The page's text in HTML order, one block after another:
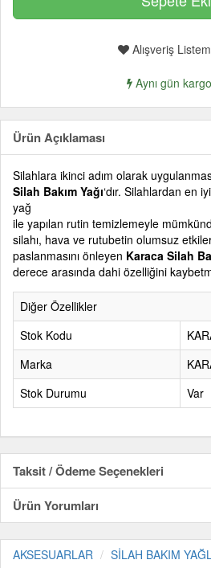
Alışveriş
Aynı gün
Ürün Açıklaması
Silahlara ikinci adım olarak
Silah Bakım Yağı‘dır. Silahlardan en
yağ
ile yapılan rutin temizlemeyle
silahı, hava ve rutubetin olumsuz
paslanmasını önleyen Karaca Silah
derece arasında dahi özelliğini
Diğer Özellikler
Stok Kodu
Marka
Stok Durumu
Var
Taksit / Ödeme Seçenekleri
Ürün Yorumları
AKSESUARLAR SİLAH BAKIM